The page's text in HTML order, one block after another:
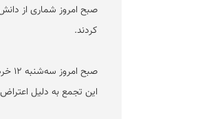
صبح امروز شماری از
کردند.
این تجمع به دلیل